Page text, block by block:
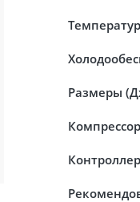
Размеры
Компрессор
Контроллер